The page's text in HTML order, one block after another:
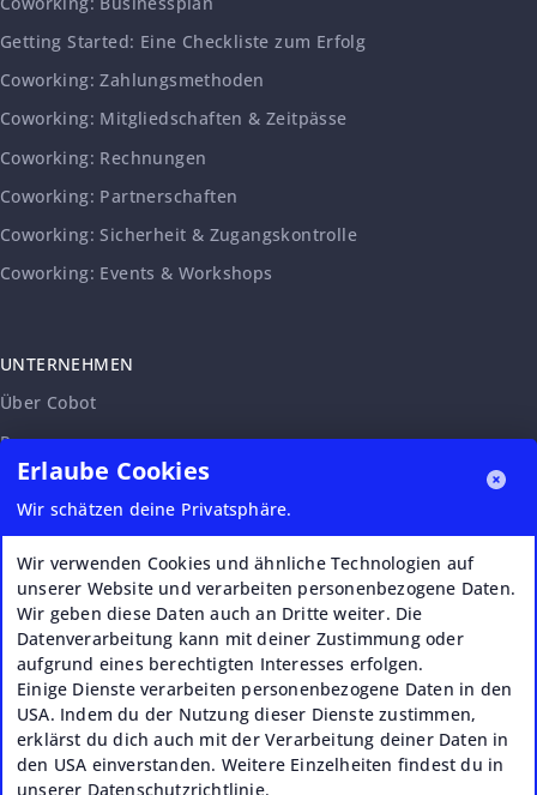
Erlaube Cookies
Wir schätzen deine Privatsphäre.
Wir verwenden Cookies und ähnliche Technologien auf
unserer Website und verarbeiten personenbezogene Daten.
Wir geben diese Daten auch an Dritte weiter. Die
Datenverarbeitung kann mit deiner Zustimmung oder
aufgrund eines berechtigten Interesses erfolgen.
Einige Dienste verarbeiten personenbezogene Daten in den
USA. Indem du der Nutzung dieser Dienste zustimmen,
erklärst du dich auch mit der Verarbeitung deiner Daten in
den USA einverstanden. Weitere Einzelheiten findest du in
unserer Datenschutzrichtlinie.
Getting Started: Eine Checkliste zum Erfolg
Coworking: Zahlungsmethoden
Coworking: Mitgliedschaften & Zeitpässe
Coworking: Rechnungen
Coworking: Partnerschaften
Coworking: Sicherheit & Zugangskontrolle
Coworking: Events & Workshops
UNTERNEHMEN
Über Cobot
Presse
Community-Verantwortung
Erklärung zur Barrierefreiheit
Karriere
Affiliate-Programm
Partnerschaftsanfragen
VERI*FACTU